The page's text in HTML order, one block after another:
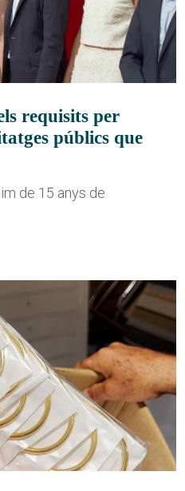
requisits per
públics que
de 15 anys de